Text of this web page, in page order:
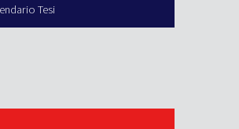
Tesi